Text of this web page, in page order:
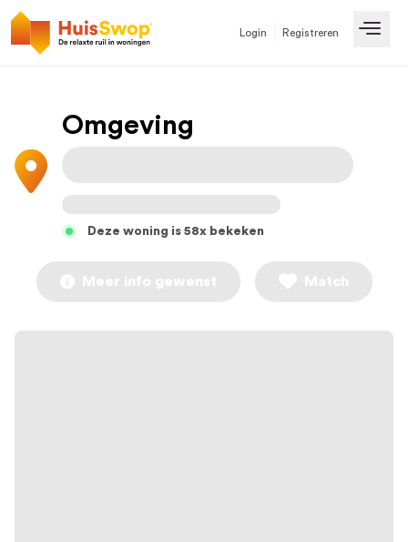
Login Registreren
Omgeving
Deze woning is 58x bekeken
Meer info gewenst Match